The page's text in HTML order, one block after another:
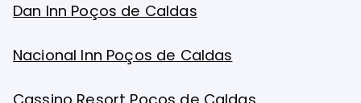
Dan Inn Poços de Caldas
Nacional Inn Poços de Caldas